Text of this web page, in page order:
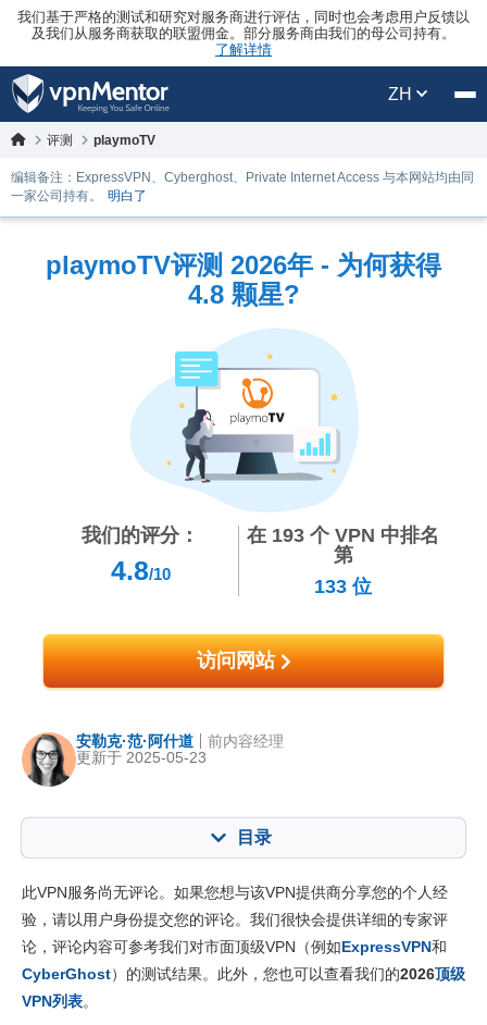
我们基于严格的测试和研究对服务商进行评估，同时也会考虑用户反馈以
及我们从服务商获取的联盟佣金。部分服务商由我们的母公司持有。
了解详情
ZH
评测 playmoTV
编辑备注：ExpressVPN、Cyberghost、Private Internet Access 与本网站均由同
一家公司持有。
明白了
playmoTV评测 2026年 - 为何获得
4.8 颗星?
我们的评分：
4.8/10
在 193 个 VPN 中排名
第
133位
访问网站
安勒克·范·阿什道
更新于 2025-05-23
前内容经理
目录
核心功能 4.0
安装与应用程序 8.8
定价
此VPN服务尚无评论。如果您想与该VPN提供商分享您的个人经
验，请以用户身份提交您的评论。我们很快会提供详细的专家评
论，评论内容可参考我们对市面顶级VPN（例如ExpressVPN和
CyberGhost）的测试结果。此外，您也可以查看我们的2026顶级
VPN列表。